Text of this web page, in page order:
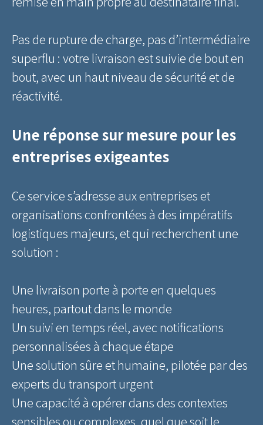
Pas de rupture de charge, pas d’intermédiaire
superflu : votre livraison est suivie de bout en
bout, avec un haut niveau de sécurité et de
réactivité.
Une réponse sur mesure pour les
entreprises exigeantes
Ce service s’adresse aux entreprises et
organisations confrontées à des impératifs
logistiques majeurs, et qui recherchent une
solution :
Une livraison porte à porte en quelques
heures, partout dans le monde
Un suivi en temps réel, avec notifications
personnalisées à chaque étape
Une solution sûre et humaine, pilotée par des
experts du transport urgent
Une capacité à opérer dans des contextes
sensibles ou complexes, quel que soit le